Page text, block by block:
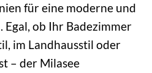
für eine moderne und
Egal, ob Ihr Badezimmer
im Landhausstil oder
– der Milasee